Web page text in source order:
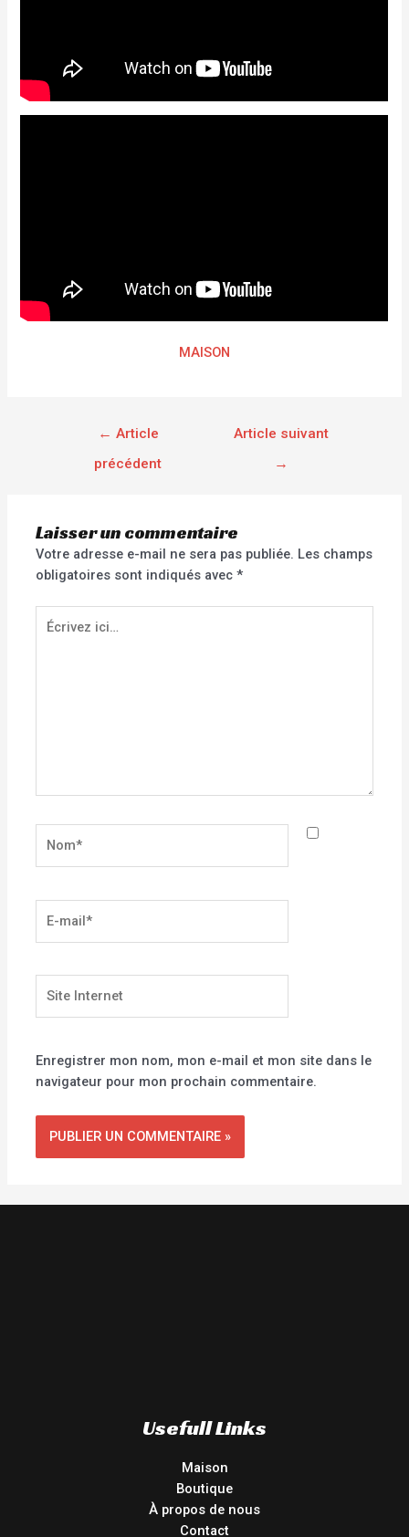
MAISON
← Article
précédent
Article suivant
→
Laisser un commentaire
Votre adresse e-mail ne sera pas publiée. Les champs
obligatoires sont indiqués avec*
Écrivez
ici…
mail*
Internet
Enregistrer mon nom, mon e-mail et mon site dans le
navigateur pour mon prochain commentaire.
Usefull Links
Maison
Boutique
À propos de nous
Contact